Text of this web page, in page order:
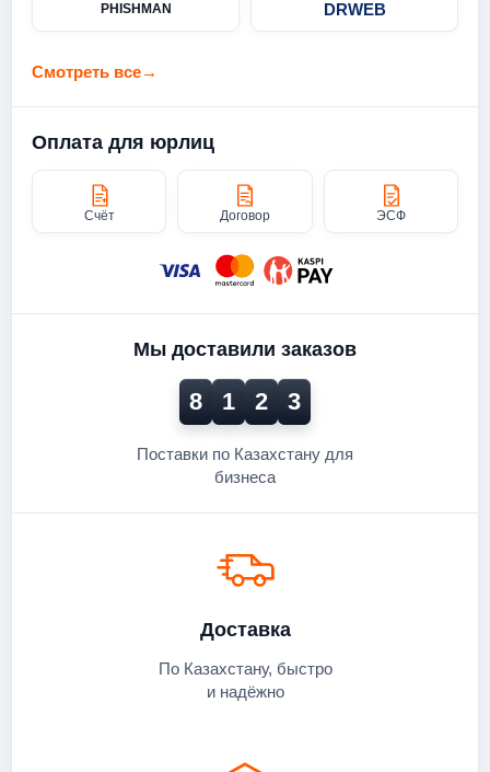
PHISHMAN DRWEB
Смотреть все→
Оплата для юрлиц
Счёт Договор ЭСФ
Мы доставили заказов
8 1 2 3
Поставки по Казахстану для
бизнеса
Доставка
По Казахстану, быстро
и надёжно